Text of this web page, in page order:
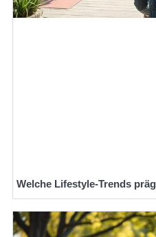
Welche Lifestyle-Trends